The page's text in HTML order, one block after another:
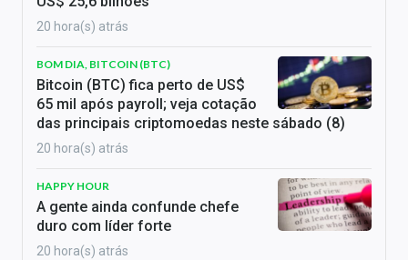
20 hora(s) atrás
BOM DIA, BITCOIN (BTC)
Bitcoin (BTC) fica perto de US$
65 mil após payroll; veja cotação
das principais criptomoedas neste sábado (8)
20 hora(s) atrás
HAPPY HOUR
A gente ainda confunde chefe
duro com líder forte
20 hora(s) atrás